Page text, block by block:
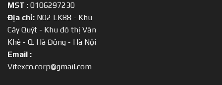
MST : 0106297230
Địa chỉ: N02 LK88 - Khu
Cây Quýt - Khu đô thị Văn
Khê - Q. Hà Đông - Hà Nội
Email :
Vitexco.corp@gmail.com